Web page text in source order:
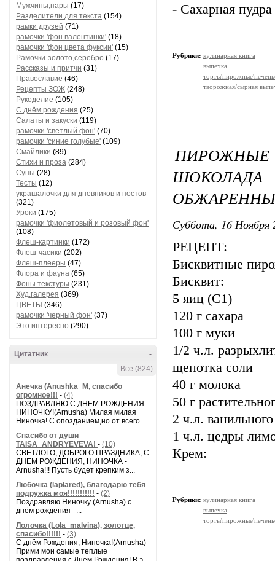
Мужчины,пары (17)
Разделители для текста (154)
рамки друзей (71)
рамочки 'фон валентинки' (18)
рамочки 'фон цвета фуксии' (15)
Рамочки-золото,серебро (17)
Рассказы и притчи (31)
Православие (46)
Рецепты ЗОЖ (248)
Рукоделие (105)
С днём рождения (25)
Салаты и закуски (119)
рамочки 'светлый фон' (70)
рамочки 'синие голубые' (109)
Смайлики (89)
Стихи и проза (284)
Супы (28)
Тесты (12)
украшалочки для дневников и постов
(321)
Уроки (175)
рамочки 'фиолетовый и розовый фон'
(108)
Флеш-картинки (172)
Флеш-часики (202)
Флеш-плееры (47)
Флора и фауна (65)
Фоны текстуры (231)
Худ.галерея (369)
ЦВЕТЫ (346)
рамочки 'черный фон' (37)
Это интересно (290)
-
Цитатник
Все (824)
Анечка (Anushka_M, спасибо
огромное!!! - (4)
ПОЗДРАВЛЯЮ С ДНЕМ РОЖДЕНИЯ
НИНОЧКУ!(Arnusha) Милая милая
Ниночка! С опозданием,но от всего ...
Спасибо от души
TAISA_ANDRYEVEVA! - (10)
СВЕТЛОГО, ДОБРОГО ПРАЗДНИКА, С
ДНЕМ РОЖДЕНИЯ, НИНОЧКА -
Arnusha!!! Пусть будет крепким з...
Любочка (laplared), благодарю тебя
подружка моя!!!!!!!!!!! - (2)
Поздравляю Ниночку (Arnusha) с
днём рождения ...
Лолочка (Lola_malvina), золотце,
спасибо!!!!!! - (3)
С днём Рождения, Ниночка!(Аrnusha)
Прими мои самые теплые
- Сахарная пудра
Рубрики: кулинарная книга
выпечка
творожная/сырная
ПИРОЖНЫЕ
ШОКОЛАДА
Суббота, 16 Ноября
РЕЦЕПТ:
Бисквитные
Бисквит:
5 яиц (С1)
120 г сахара
100 г муки
1/2 ч.л.
щепотка соли
40 г молока
50 г
2 ч.л.
1 ч.л. цедры
Крем:
Рубрики: кулинарная книга
выпечка